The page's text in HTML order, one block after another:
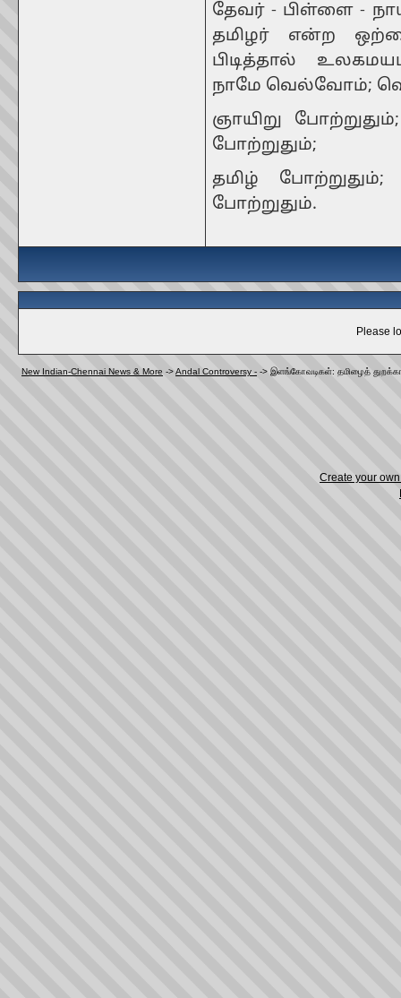
தேவர் - பிள்ளை -
தமிழர் என்ற
பிடித்தால்
நாமே வெல்வோம்;
ஞாயிறு
போற்றுதும்;
தமிழ் போற்றுதும்;
போற்றுதும்.
Please
New Indian-Chennai News & More ->Andal Controversy - -> இளங்கோவடிகள்: தமிழைத்
Create your